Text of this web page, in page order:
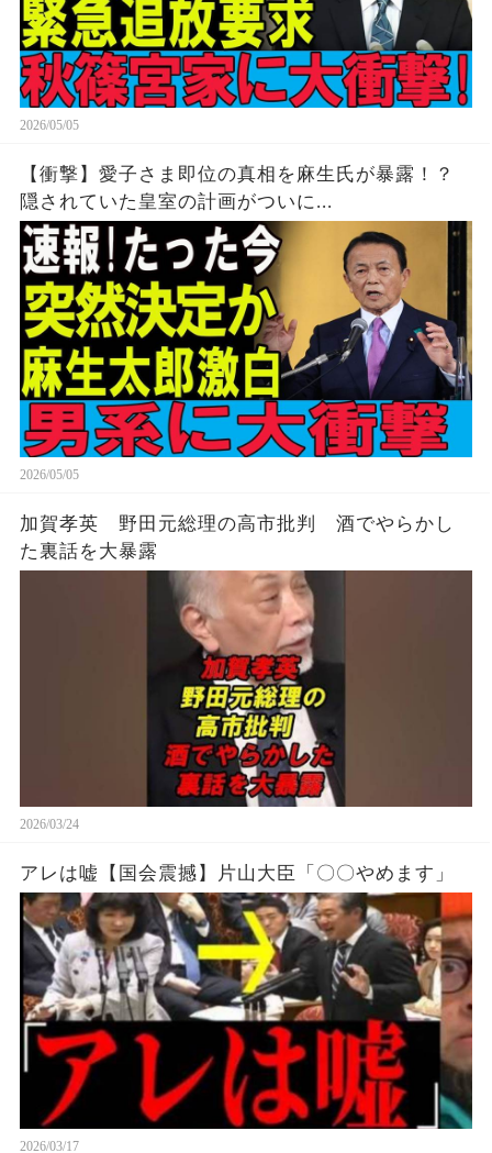
2026/05/05
【衝撃】愛子さま即位の真相を麻生氏が暴露！？
隠されていた皇室の計画がついに...
2026/05/05
加賀孝英 野田元総理の高市批判 酒でやらかし
た裏話を大暴露
2026/03/24
アレは嘘【国会震撼】片山大臣「〇〇やめます」
2026/03/17